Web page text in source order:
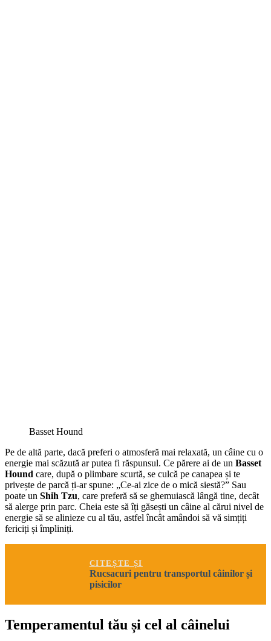
Basset Hound
Pe de altă parte, dacă preferi o atmosferă mai relaxată, un câine cu o
energie mai scăzută ar putea fi răspunsul. Ce părere ai de un Basset
Hound care, după o plimbare scurtă, se culcă pe canapea și te
privește de parcă ți-ar spune: „Ce-ai zice de o mică siestă?” Sau
poate un Shih Tzu, care preferă să se ghemuiască lângă tine, decât
să alerge prin parc. Cheia este să îți găsești un câine al cărui nivel de
energie să se alinieze cu al tău, astfel încât amândoi să vă simțiți
fericiți și împliniți.
CITEȘTE ȘI
Rucsacuri pentru transportul câinilor și
pisicilor
Temperamentul tău și cel al câinelui